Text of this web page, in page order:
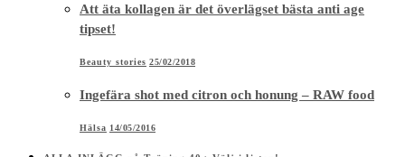
Att äta kollagen är det överlägset bästa anti age
tipset!
Beauty stories 25/02/2018
Ingefära shot med citron och honung – RAW food
Hälsa 14/05/2016